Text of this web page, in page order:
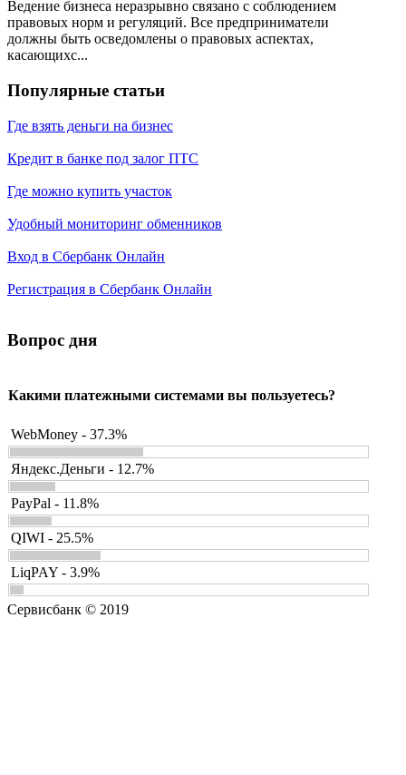
Ведение бизнеса неразрывно связано с соблюдением
правовых норм и регуляций. Все предприниматели
должны быть осведомлены о правовых аспектах,
касающихс...
Популярные статьи
Где взять деньги на бизнес
Кредит в банке под залог ПТС
Где можно купить участок
Удобный мониторинг обменников
Вход в Сбербанк Онлайн
Регистрация в Сбербанк Онлайн
Вопрос дня
Какими платежными системами вы пользуетесь?
WebMoney - 37.3%
Яндекс.Деньги - 12.7%
PayPal - 11.8%
QIWI - 25.5%
LiqPAY - 3.9%
Сервисбанк © 2019